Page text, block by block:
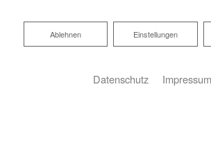
Einstellungen
Ablehnen
Ablehnen
Datenschutz Impressum